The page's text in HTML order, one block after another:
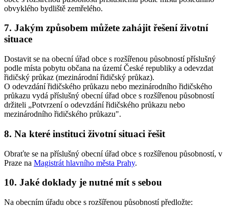
obvyklého bydliště zemřelého.
7. Jakým způsobem můžete zahájit řešení životní
situace
Dostavit se na obecní úřad obce s rozšířenou působností příslušný
podle místa pobytu občana na území České republiky a odevzdat
řidičský průkaz (mezinárodní řidičský průkaz).
O odevzdání řidičského průkazu nebo mezinárodního řidičského
průkazu vydá příslušný obecní úřad obce s rozšířenou působností
držiteli „Potvrzení o odevzdání řidičského průkazu nebo
mezinárodního řidičského průkazu".
8. Na které instituci životní situaci řešit
Obraťte se na příslušný obecní úřad obce s rozšířenou působností, v
Praze na Magistrát hlavního města Prahy.
10. Jaké doklady je nutné mít s sebou
Na obecním úřadu obce s rozšířenou působností předložte: